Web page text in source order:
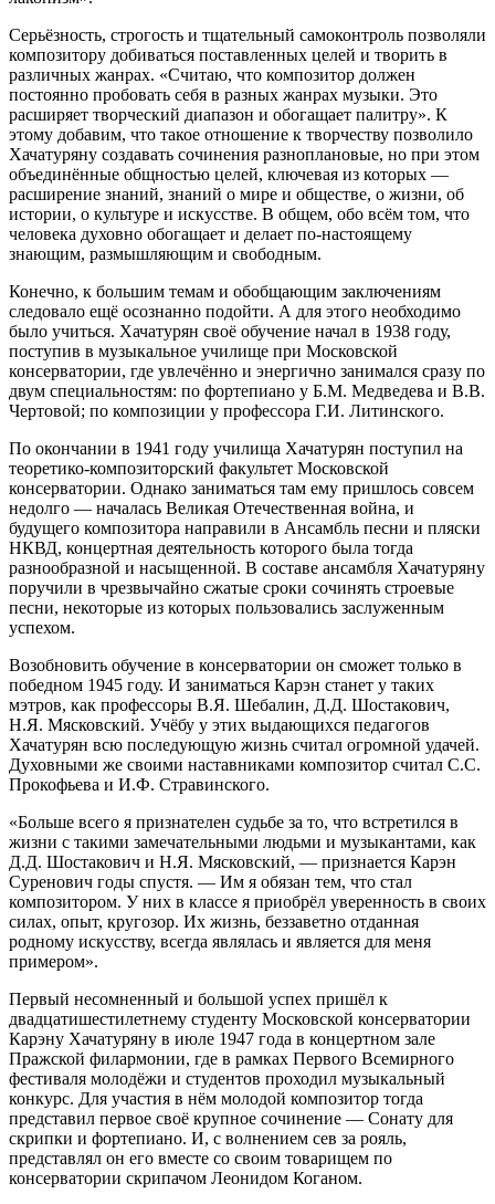
Серьёзность, строгость и тщательный самоконтроль позволяли
композитору добиваться поставленных целей и творить в
различных жанрах. «Считаю, что композитор должен
постоянно пробовать себя в разных жанрах музыки. Это
расширяет творческий диапазон и обогащает палитру». К
этому добавим, что такое отношение к творчеству позволило
Хачатуряну создавать сочинения разноплановые, но при этом
объединённые общностью целей, ключевая из которых —
расширение знаний, знаний о мире и обществе, о жизни, об
истории, о культуре и искусстве. В общем, обо всём том, что
человека духовно обогащает и делает по-настоящему
знающим, размышляющим и свободным.
Конечно, к большим темам и обобщающим заключениям
следовало ещё осознанно подойти. А для этого необходимо
было учиться. Хачатурян своё обучение начал в 1938 году,
поступив в музыкальное училище при Московской
консерватории, где увлечённо и энергично занимался сразу по
двум специальностям: по фортепиано у Б.М. Медведева и В.В.
Чертовой; по композиции у профессора Г.И. Литинского.
По окончании в 1941 году училища Хачатурян поступил на
теоретико-композиторский факультет Московской
консерватории. Однако заниматься там ему пришлось совсем
недолго — началась Великая Отечественная война, и
будущего композитора направили в Ансамбль песни и пляски
НКВД, концертная деятельность которого была тогда
разнообразной и насыщенной. В составе ансамбля Хачатуряну
поручили в чрезвычайно сжатые сроки сочинять строевые
песни, некоторые из которых пользовались заслуженным
успехом.
Возобновить обучение в консерватории он сможет только в
победном 1945 году. И заниматься Карэн станет у таких
мэтров, как профессоры В.Я. Шебалин, Д.Д. Шостакович,
Н.Я. Мясковский. Учёбу у этих выдающихся педагогов
Хачатурян всю последующую жизнь считал огромной удачей.
Духовными же своими наставниками композитор считал С.С.
Прокофьева и И.Ф. Стравинского.
«Больше всего я признателен судьбе за то, что встретился в
жизни с такими замечательными людьми и музыкантами, как
Д.Д. Шостакович и Н.Я. Мясковский, — признается Карэн
Суренович годы спустя. — Им я обязан тем, что стал
композитором. У них в классе я приобрёл уверенность в своих
силах, опыт, кругозор. Их жизнь, беззаветно отданная
родному искусству, всегда являлась и является для меня
примером».
Первый несомненный и большой успех пришёл к
двадцатишестилетнему студенту Московской консерватории
Карэну Хачатуряну в июле 1947 года в концертном зале
Пражской филармонии, где в рамках Первого Всемирного
фестиваля молодёжи и студентов проходил музыкальный
конкурс. Для участия в нём молодой композитор тогда
представил первое своё крупное сочинение — Сонату для
скрипки и фортепиано. И, с волнением сев за рояль,
представлял он его вместе со своим товарищем по
консерватории скрипачом Леонидом Коганом.